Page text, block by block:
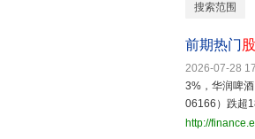
搜索范围
前期热门 股
2026-07-28
3%，华润啤
06166）跌超
http://